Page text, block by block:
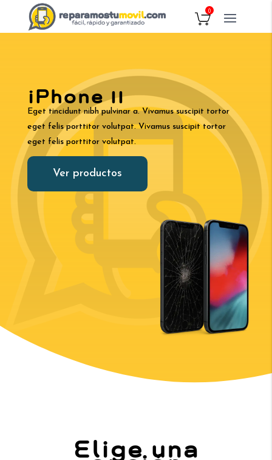
0
iPhone 11
Eget tincidunt nibh pulvinar a. Vivamus suscipit tortor
eget felis porttitor volutpat. Vivamus suscipit tortor
eget felis porttitor volutpat.
Ver productos
Elige una